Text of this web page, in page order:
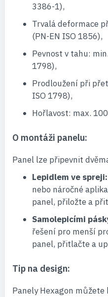
3386-1),
Trvalá deformace
(PN-EN ISO 1856),
Pevnost v tahu:
1798),
Prodloužení při
ISO 1798),
Hořlavost: max.
O montáži panelu:
Panel lze připevnit
Lepidlem ve spreji:
nebo náročné
panel, přiložte a
Samolepicími
řešení pro menší
panel, přitlačte a
Tip na design:
Panely Hexagon